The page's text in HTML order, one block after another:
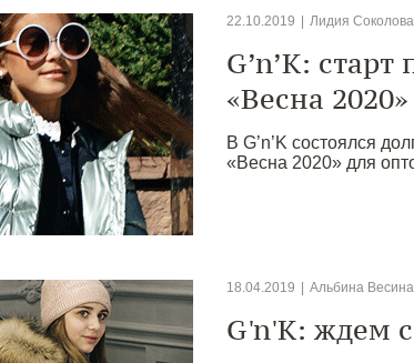
22.10.2019 Лидия Соколова
G’n’K:
«Весна
В G’n’K состоялся
«Весна 2020» для
18.04.2019 Альбина Весина
G'n'K: ждем